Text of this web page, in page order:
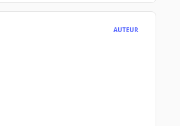
AUTEUR